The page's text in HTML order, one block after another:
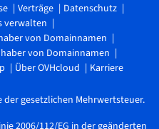
Verträge
Datenschutz
verwalten
von Domainnamen
von Domainnamen
Über OVHcloud Karriere
gesetzlichen Mehrwertsteuer.
2006/112/EG in der geänderten